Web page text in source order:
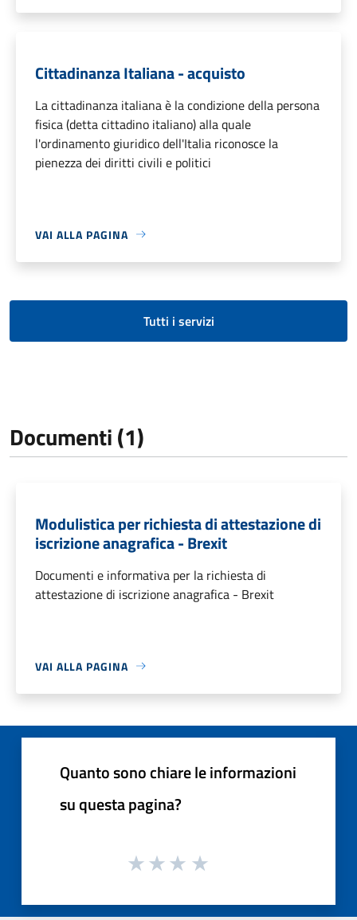
Cittadinanza Italiana - acquisto
La cittadinanza italiana è la condizione della persona
fisica (detta cittadino italiano) alla quale
l'ordinamento giuridico dell'Italia riconosce la
pienezza dei diritti civili e politici
VAI ALLA PAGINA
Tutti i servizi
Documenti (1)
Modulistica per richiesta di attestazione di
iscrizione anagrafica - Brexit
Documenti e informativa per la richiesta di
attestazione di iscrizione anagrafica - Brexit
VAI ALLA PAGINA
Quanto sono chiare le informazioni
su questa pagina?